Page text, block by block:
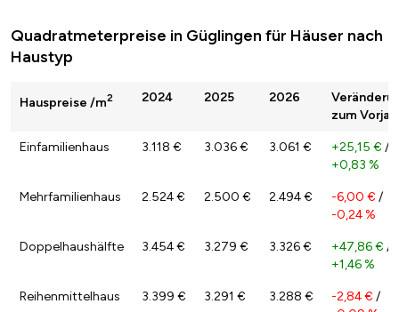
Quadratmeterpreise in Güglingen für Häuser nach
Haustyp
Hauspreise /m2 2024 2025 2026
zum
Einfamilienhaus 3.118 € 3.036 € 3.061 € +25,15 € /
+0,83 %
Mehrfamilienhaus 2.524 € 2.500 € 2.494 € -6,00 € /
-0,24 %
Doppelhaushälfte 3.454 € 3.279 € 3.326 € +47,86 € /
+1,46 %
Reihenmittelhaus 3.399 € 3.291 € 3.288 € -2,84 € /